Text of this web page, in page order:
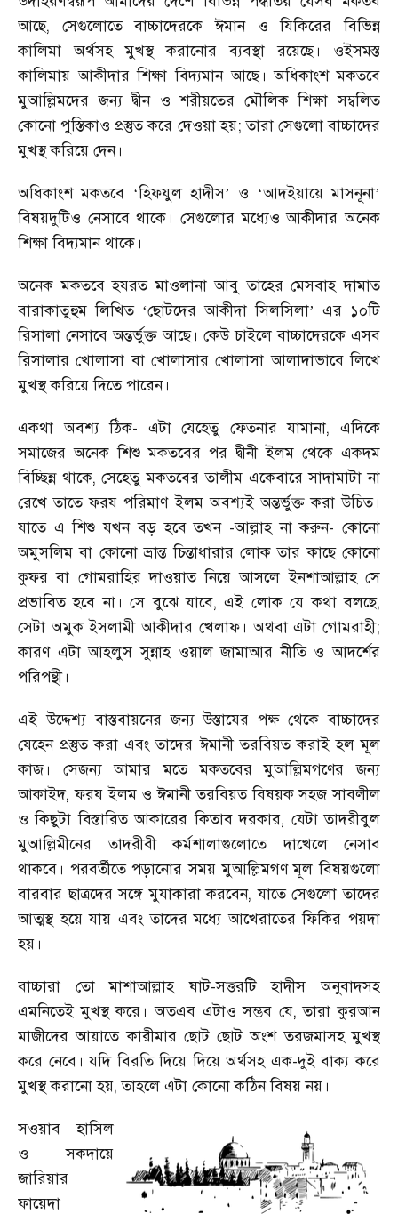
আছে, সেগুলোতে বাচ্চাদেরকে ঈমান ও যিকিরের বিভিন্ন
কালিমা অর্থসহ মুখস্থ করানোর ব্যবস্থা রয়েছে। ওইসমস্ত
কালিমায় আকীদার শিক্ষা বিদ্যমান আছে। অধিকাংশ মকতবে
মুআল্লিমদের জন্য দ্বীন ও শরীয়তের মৌলিক শিক্ষা সম্বলিত
কোনো পুস্তিকাও প্রস্তুত করে দেওয়া হয়;তারা সেগুলো বাচ্চাদের
মুখস্থ করিয়ে দেন।
অধিকাংশ মকতবে ‘হিফযুল হাদীস’ ও ‘আদইয়ায়ে মাসনূনা’
বিষয়দুটিও নেসাবে থাকে। সেগুলোর মধ্যেও আকীদার অনেক
শিক্ষা বিদ্যমান থাকে।
অনেক মকতবে হযরত মাওলানা আবু তাহের মেসবাহ দামাত
বারাকাতুহুম লিখিত ‘ছোটদের আকীদা সিলসিলা’ এর ১০টি
রিসালা নেসাবে অন্তর্ভুক্ত আছে। কেউ চাইলে বাচ্চাদেরকে এসব
রিসালার খোলাসা বা খোলাসার খোলাসা আলাদাভাবে লিখে
মুখস্থ করিয়ে দিতে পারেন।
একথা অবশ্য ঠিক- এটা যেহেতু ফেতনার যামানা,এদিকে
সমাজের অনেক শিশু মকতবের পর দ্বীনী ইলম থেকে একদম
বিচ্ছিন্ন থাকে,সেহেতু মকতবের তালীম একেবারে সাদামাটা না
রেখে তাতে ফরয পরিমাণ ইলম অবশ্যই অন্তর্ভুক্ত করা উচিত।
যাতে এ শিশু যখন বড় হবে তখন -আল্লাহ না করুন-কোনো
অমুসলিম বা কোনো ভ্রান্ত চিন্তাধারার লোক তার কাছে কোনো
কুফর বা গোমরাহির দাওয়াত নিয়ে আসলে ইনশাআল্লাহ সে
প্রভাবিত হবে না। সে বুঝে যাবে,এই লোক যে কথা বলছে,
সেটা অমুক ইসলামী আকীদার খেলাফ। অথবা এটা গোমরাহী;
কারণ এটা আহলুস সুন্নাহ ওয়াল জামাআর নীতি ও আদর্শের
পরিপন্থী।
এই উদ্দেশ্য বাস্তবায়নের জন্য উস্তাযের পক্ষ থেকে বাচ্চাদের
যেহেন প্রস্তুত করা এবং তাদের ঈমানী তরবিয়ত করাই হল মূল
কাজ। সেজন্য আমার মতে মকতবের মুআল্লিমগণের জন্য
আকাইদ,ফরয ইলম ও ঈমানী তরবিয়ত বিষয়ক সহজ সাবলীল
ও কিছুটা বিস্তারিত আকারের কিতাব দরকার, যেটা তাদরীবুল
মুআল্লিমীনের তাদরীবী কর্মশালাগুলোতে দাখেলে নেসাব
থাকবে। পরবর্তীতে পড়ানোর সময় মুআল্লিমগণ মূল বিষয়গুলো
বারবার ছাত্রদের সঙ্গে মুযাকারা করবেন,যাতে সেগুলো তাদের
আত্মস্থ হয়ে যায় এবং তাদের মধ্যে আখেরাতের ফিকির পয়দা
হয়।
বাচ্চারা তো মাশাআল্লাহ ষাট-সত্তরটি হাদীস অনুবাদসহ
এমনিতেই মুখস্থ করে। অতএব এটাও সম্ভব যে,তারা কুরআন
মাজীদের আয়াতে কারীমার ছোট ছোট অংশ তরজমাসহ মুখস্থ
করে নেবে। যদি বিরতি দিয়ে দিয়ে অর্থসহ এক-দুই বাক্য করে
মুখস্থ করানো হয়,তাহলে এটা কোনো কঠিন বিষয় নয়।
সওয়াব হাসিল
ও সকদায়ে
জারিয়ার
ফায়েদা